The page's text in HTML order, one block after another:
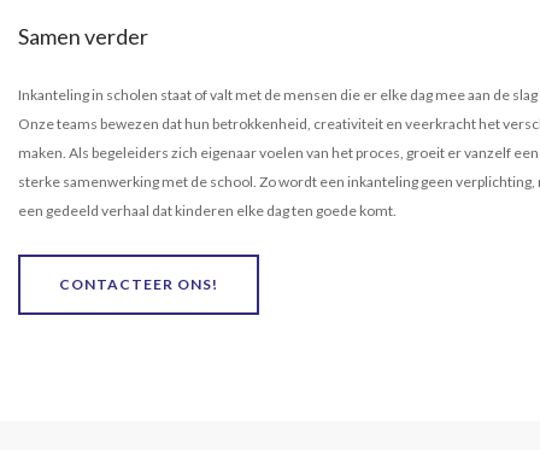
Samen verder
Inkanteling in scholen staat of valt met de mensen die er elke dag mee aan de slag
Onze teams bewezen dat hun betrokkenheid, creativiteit en veerkracht het
maken. Als begeleiders zich eigenaar voelen van het proces, groeit er vanzelf een
sterke samenwerking met de school. Zo wordt een inkanteling geen verplichting,
een gedeeld verhaal dat kinderen elke dag ten goede komt.
CONTACTEER ONS!